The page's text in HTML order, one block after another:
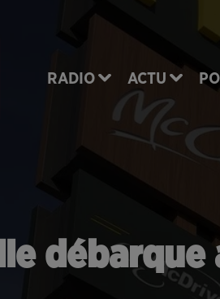
RADIO ACTU